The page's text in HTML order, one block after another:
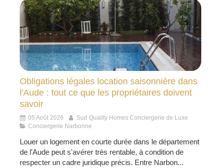
Obligations légales location saisonnière dans
l'Aude : tout ce que les propriétaires doivent
savoir
05 Août 2026
Sud Quality Homes Conciergerie de Luxe
Conciergerie Narbonne
Louer un logement en courte durée dans le département
de l'Aude peut s'avérer très rentable, à condition de
respecter un cadre juridique précis. Entre Narbon...